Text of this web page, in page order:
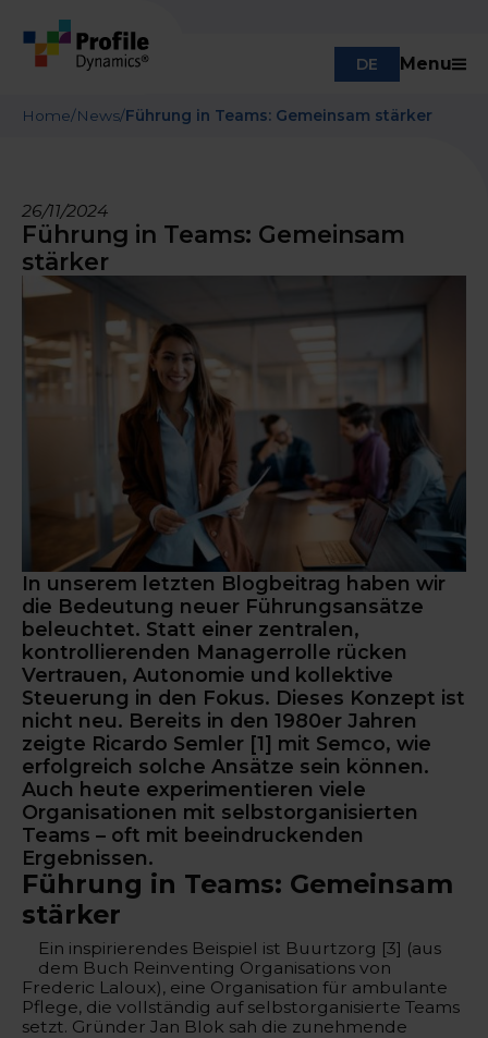
DE Menu
Home/News/Führung in Teams: Gemeinsam stärker
26/11/2024
Führung in Teams: Gemeinsam
stärker
In unserem letzten Blogbeitrag haben wir
die Bedeutung neuer Führungsansätze
beleuchtet. Statt einer zentralen,
kontrollierenden Managerrolle rücken
Vertrauen, Autonomie und kollektive
Steuerung in den Fokus. Dieses Konzept ist
nicht neu. Bereits in den 1980er Jahren
zeigte Ricardo Semler [1] mit Semco, wie
erfolgreich solche Ansätze sein können.
Auch heute experimentieren viele
Organisationen mit selbstorganisierten
Teams – oft mit beeindruckenden
Ergebnissen.
Führung in Teams: Gemeinsam
stärker
Ein inspirierendes Beispiel ist Buurtzorg [3] (aus
dem Buch Reinventing Organisations von
Frederic Laloux), eine Organisation für ambulante
Pflege, die vollständig auf selbstorganisierte Teams
setzt. Gründer Jan Blok sah die zunehmende